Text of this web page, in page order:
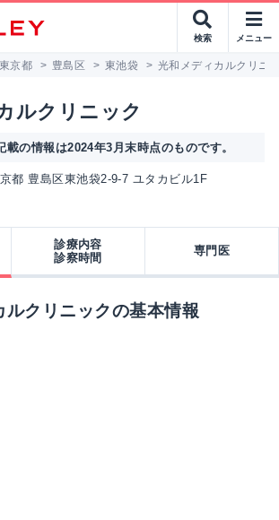
検索 メニュー
東京都 > 豊島区 > 東池袋 > 光和メディカルクリニ
ルクリニック
載の情報は2024年3月末時点のものです。
都 豊島区東池袋2-9-7 ユタカビル1F
診療内容
診察時間
専門医
ルクリニックの基本情報